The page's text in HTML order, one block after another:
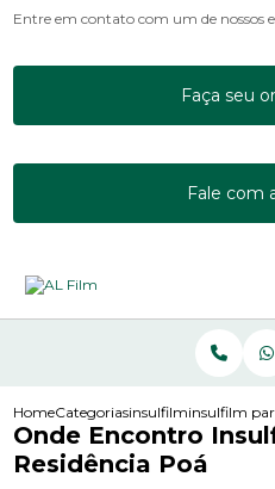
Entre em contato com um de nossos
Faça seu
Fale com
HomeCategoriasinsulfilminsulfilm
Onde Encontro
Residência Poá